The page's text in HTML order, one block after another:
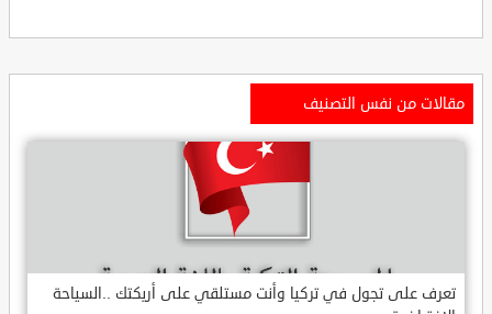
مقالات من نفس التصنيف
تعرف على تجول في تركيا وأنت مستلقي على أريكتك ..السياحة